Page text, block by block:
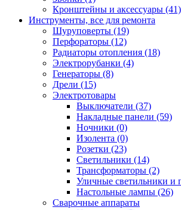
Кронштейны и аксессуары (41)
Инструменты, все для ремонта
Шуруповерты (19)
Перфораторы (12)
Радиаторы отопления (18)
Электрорубанки (4)
Генераторы (8)
Дрели (15)
Электротовары
Выключатели (37)
Накладные панели (59)
Ночники (0)
Изолента (0)
Розетки (23)
Светильники (14)
Трансформаторы (2)
Уличные светильники и
Настольные лампы (26)
Сварочные аппараты